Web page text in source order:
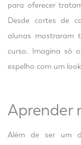
para oferecer
Desde cortes de
alunas mostraram
curso. Imagina só
espelho com um
Aprender
Além de ser um